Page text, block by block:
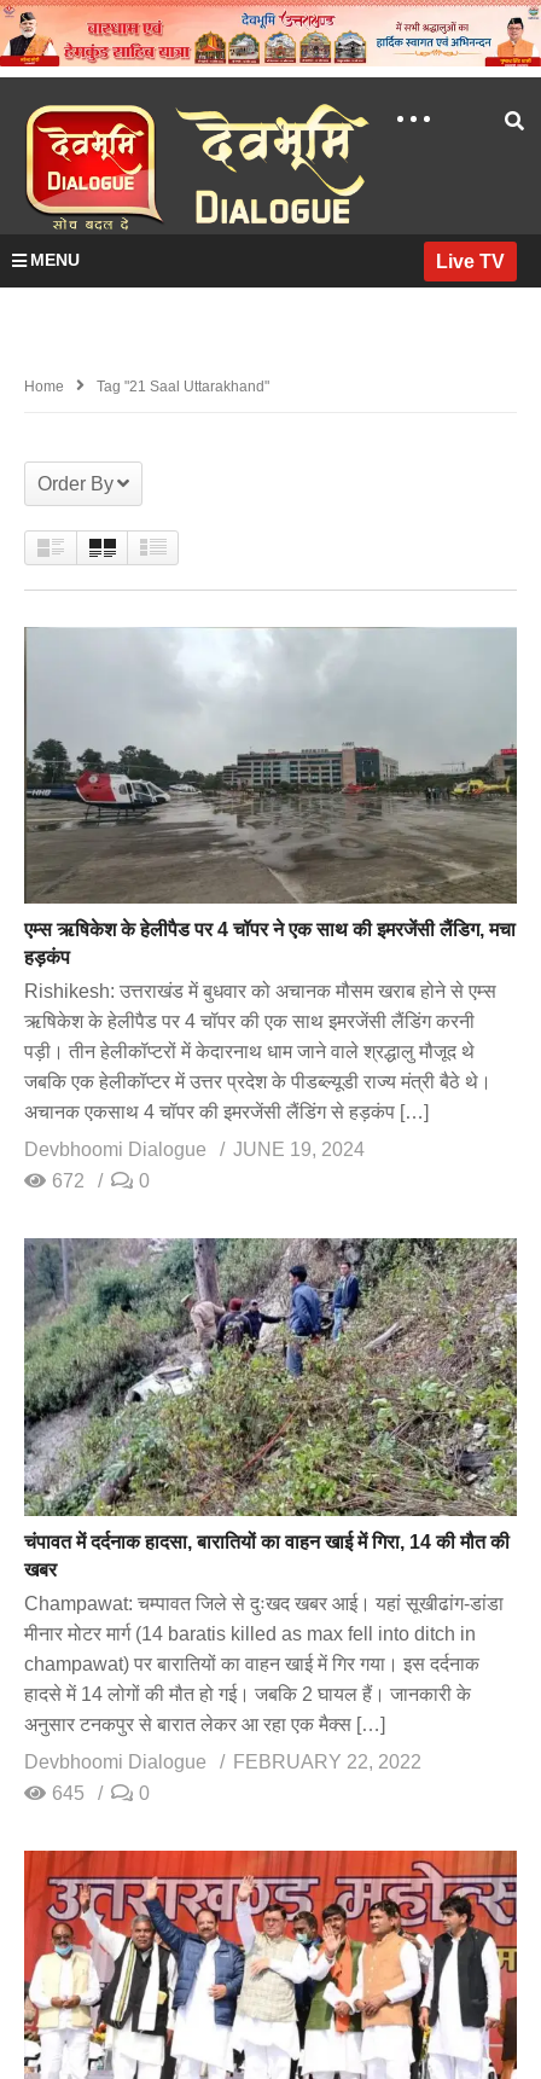
MENU Live TV
Home Tag "21 Saal Uttarakhand"
Order By
एम्स ऋषिकेश के हेलीपैड पर 4 चॉपर ने एक साथ की इमरजेंसी लैंडिग, मचा
हड़कंप
Rishikesh: उत्तराखंड में बुधवार को अचानक मौसम खराब होने से एम्स
ऋषिकेश के हेलीपैड पर 4 चॉपर की एक साथ इमरजेंसी लैंडिंग करनी
पड़ी। तीन हेलीकॉप्टरों में केदारनाथ धाम जाने वाले श्रद्धालु मौजूद थे
जबकि एक हेलीकॉप्टर में उत्तर प्रदेश के पीडब्ल्यूडी राज्य मंत्री बैठे थे।
अचानक एकसाथ 4 चॉपर की इमरजेंसी लैंडिंग से हड़कंप […]
Devbhoomi Dialogue
JUNE 19, 2024
672
0
चंपावत में दर्दनाक हादसा, बारातियों का वाहन खाई में गिरा, 14 की मौत की
खबर
Champawat: चम्पावत जिले से दुःखद खबर आई। यहां सूखीढांग-डांडा
मीनार मोटर मार्ग (14 baratis killed as max fell into ditch in
champawat) पर बारातियों का वाहन खाई में गिर गया। इस दर्दनाक
हादसे में 14 लोगों की मौत हो गई। जबकि 2 घायल हैं। जानकारी के
अनुसार टनकपुर से बारात लेकर आ रहा एक मैक्स […]
Devbhoomi Dialogue
FEBRUARY 22, 2022
645
0